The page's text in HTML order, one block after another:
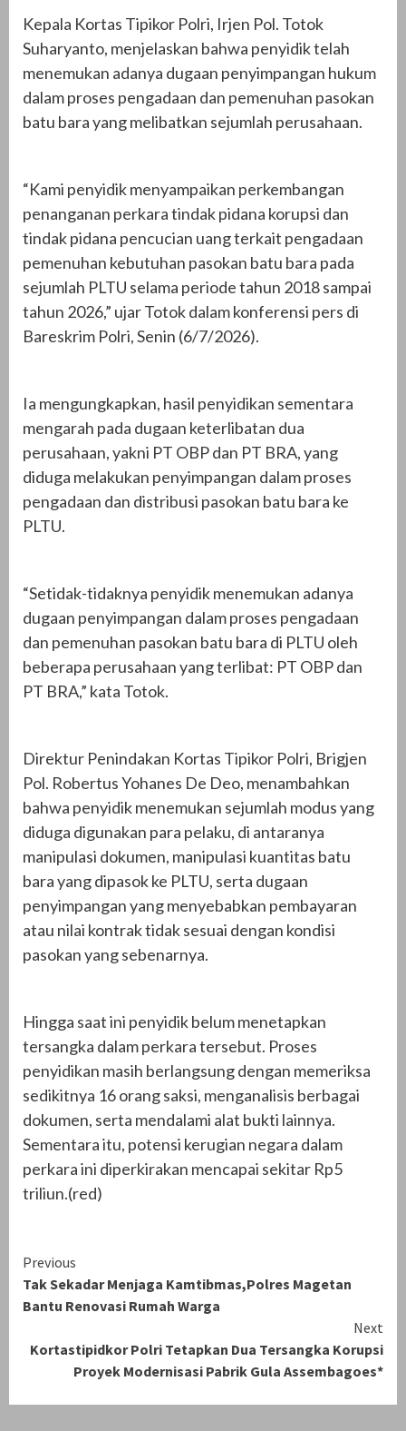
Kepala Kortas Tipikor Polri, Irjen Pol. Totok
Suharyanto, menjelaskan bahwa penyidik telah
menemukan adanya dugaan penyimpangan hukum
dalam proses pengadaan dan pemenuhan pasokan
batu bara yang melibatkan sejumlah perusahaan.
“Kami penyidik menyampaikan perkembangan
penanganan perkara tindak pidana korupsi dan
tindak pidana pencucian uang terkait pengadaan
pemenuhan kebutuhan pasokan batu bara pada
sejumlah PLTU selama periode tahun 2018 sampai
tahun 2026,” ujar Totok dalam konferensi pers di
Bareskrim Polri, Senin (6/7/2026).
Ia mengungkapkan, hasil penyidikan sementara
mengarah pada dugaan keterlibatan dua
perusahaan, yakni PT OBP dan PT BRA, yang
diduga melakukan penyimpangan dalam proses
pengadaan dan distribusi pasokan batu bara ke
PLTU.
“Setidak-tidaknya penyidik menemukan adanya
dugaan penyimpangan dalam proses pengadaan
dan pemenuhan pasokan batu bara di PLTU oleh
beberapa perusahaan yang terlibat: PT OBP dan
PT BRA,” kata Totok.
Direktur Penindakan Kortas Tipikor Polri, Brigjen
Pol. Robertus Yohanes De Deo, menambahkan
bahwa penyidik menemukan sejumlah modus yang
diduga digunakan para pelaku, di antaranya
manipulasi dokumen, manipulasi kuantitas batu
bara yang dipasok ke PLTU, serta dugaan
penyimpangan yang menyebabkan pembayaran
atau nilai kontrak tidak sesuai dengan kondisi
pasokan yang sebenarnya.
Hingga saat ini penyidik belum menetapkan
tersangka dalam perkara tersebut. Proses
penyidikan masih berlangsung dengan memeriksa
sedikitnya 16 orang saksi, menganalisis berbagai
dokumen, serta mendalami alat bukti lainnya.
Sementara itu, potensi kerugian negara dalam
perkara ini diperkirakan mencapai sekitar Rp5
triliun.(red)
Continue
Reading
Previous
Tak Sekadar Menjaga Kamtibmas,Polres Magetan
Bantu Renovasi Rumah Warga
Next
Kortastipidkor Polri Tetapkan Dua Tersangka Korupsi
Proyek Modernisasi Pabrik Gula Assembagoes*